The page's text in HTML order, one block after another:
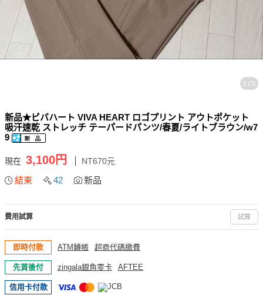
1 / 5
新品★ビバハート VIVA HEART ロゴプリント アウトポケット
吸汗速乾 ストレッチ テーパードパンツ/春夏/ライトブラウン/w7
9
現在 3,100円 NT670元
結束 42 新品
費用試算 試算
即時付款 ATM轉帳 超商代碼繳費
先買後付 zingala銀角零卡 AFTEE
信用卡付款